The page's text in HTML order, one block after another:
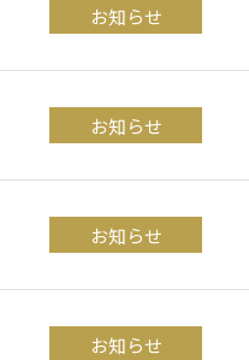
お知らせ
お知らせ
お知らせ
お知らせ